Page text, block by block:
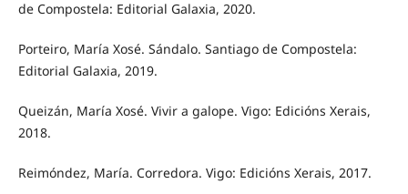
de Compostela: Editorial Galaxia, 2020.
Porteiro, María Xosé. Sándalo. Santiago de Compostela:
Editorial Galaxia, 2019.
Queizán, María Xosé. Vivir a galope. Vigo: Edicións Xerais,
2018.
Reimóndez, María. Corredora. Vigo: Edicións Xerais, 2017.